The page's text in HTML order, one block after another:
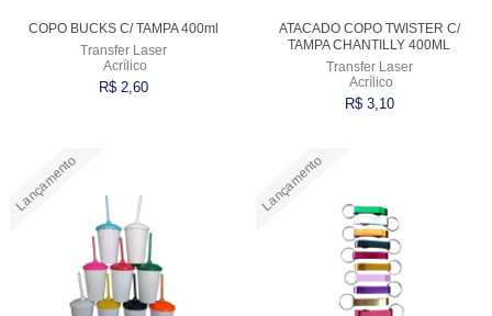
COPO BUCKS C/ TAMPA 400ml
Transfer Laser
Acrílico
R$ 2,60
ATACADO COPO TWISTER C/
TAMPA CHANTILLY 400ML
Transfer Laser
Acrílico
R$ 3,10
Lançamento Lançamento